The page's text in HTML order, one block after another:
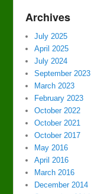
Archives
July 2025
April 2025
July 2024
September 2023
March 2023
February 2023
October 2022
October 2021
October 2017
May 2016
April 2016
March 2016
December 2014